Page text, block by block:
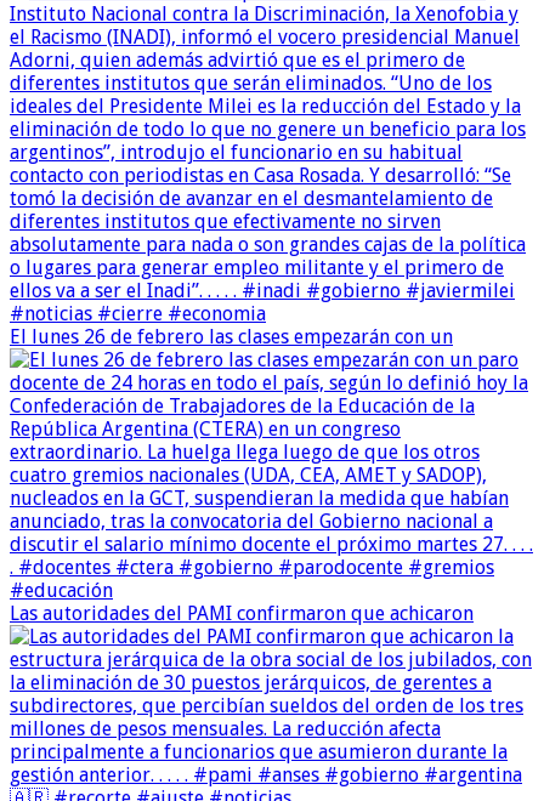
El lunes 26 de febrero las clases empezarán con un
Las autoridades del PAMI confirmaron que achicaron